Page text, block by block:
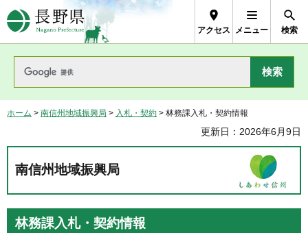
長野県Nagano Prefecture
アクセス メニュー 検索
ホーム > 南信州地域振興局 > 入札・契約 > 林務課入札・契約情報
更新日：2026年6月9日
南信州地域振興局
林務課入札・契約情報